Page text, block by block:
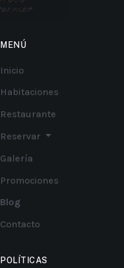
MENÚ
Inicio
Habitaciones
Restaurante
Reservar
Galería
Promociones
Blog
Contacto
POLÍTICAS